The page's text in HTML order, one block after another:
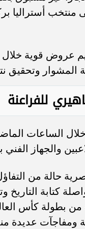
منتخب أستراليا
عروض قوية
وتحقيق
للفراعنة
الساعات
والجهاز الفني
حالة من
من بطولة كأس
عديدة منذ